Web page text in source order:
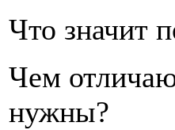
Что значит
Чем
нужны?